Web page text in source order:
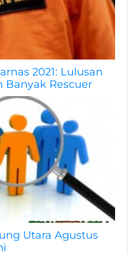
2021: Lulusan
Banyak Rescuer
Utara Agustus